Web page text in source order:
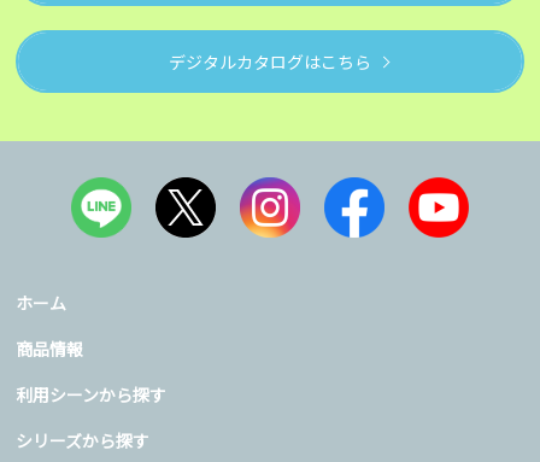
デジタルカタログはこちら
ホーム
商品情報
利用シーンから探す
シリーズから探す